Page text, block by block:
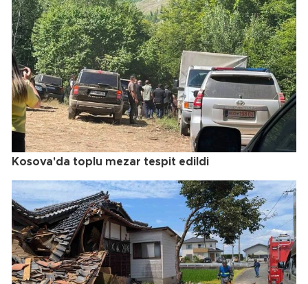
Kosova'da toplu mezar tespit edildi